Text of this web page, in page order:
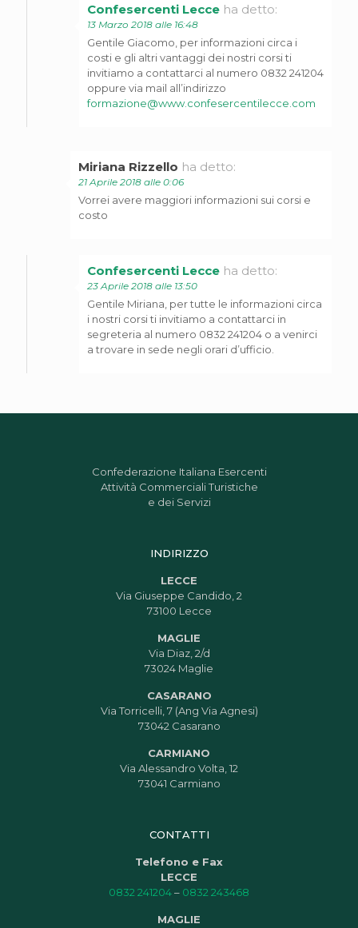
Confesercenti Lecce ha detto:
13 Marzo 2018 alle 16:48
Gentile Giacomo, per informazioni circa i
costi e gli altri vantaggi dei nostri corsi ti
invitiamo a contattarci al numero 0832 241204
oppure via mail all’indirizzo
formazione@www.confesercentilecce.com
Miriana Rizzello ha detto:
21 Aprile 2018 alle 0:06
Vorrei avere maggiori informazioni sui corsi e
costo
Confesercenti Lecce ha detto:
23 Aprile 2018 alle 13:50
Gentile Miriana, per tutte le informazioni circa
i nostri corsi ti invitiamo a contattarci in
segreteria al numero 0832 241204 o a venirci
a trovare in sede negli orari d’ufficio.
Confederazione Italiana Esercenti
Attività Commerciali Turistiche
e dei Servizi
INDIRIZZO
LECCE
Via Giuseppe Candido, 2
73100 Lecce
MAGLIE
Via Diaz, 2/d
73024 Maglie
CASARANO
Via Torricelli, 7 (Ang Via Agnesi)
73042 Casarano
CARMIANO
Via Alessandro Volta, 12
73041 Carmiano
CONTATTI
Telefono e Fax
LECCE
0832 241204– 0832 243468
MAGLIE